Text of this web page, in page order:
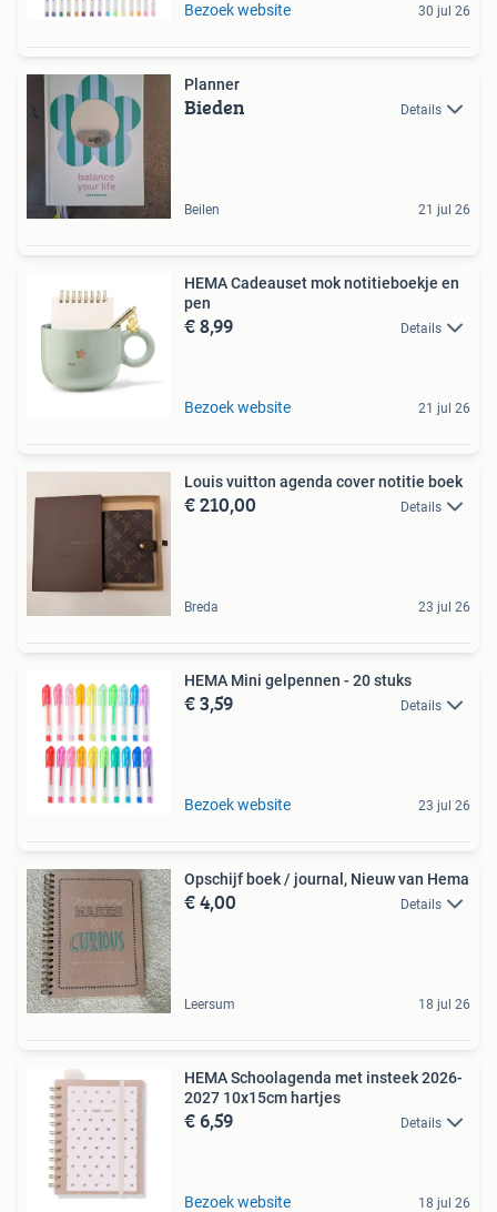
Bezoek website 30 jul 26
Planner
Bieden Details
Beilen 21 jul 26
HEMA Cadeauset mok notitieboekje en
pen
€ 8,99 Details
Bezoek website 21 jul 26
Louis vuitton agenda cover notitie boek
€ 210,00 Details
Breda 23 jul 26
HEMA Mini gelpennen - 20 stuks
€ 3,59 Details
Bezoek website 23 jul 26
Opschijf boek / journal, Nieuw van Hema
€ 4,00 Details
Leersum 18 jul 26
HEMA Schoolagenda met insteek 2026-
2027 10x15cm hartjes
€ 6,59 Details
Bezoek website 18 jul 26